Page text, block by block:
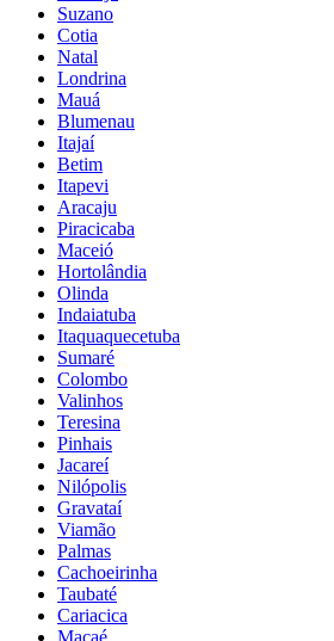
Suzano
Cotia
Natal
Londrina
Mauá
Blumenau
Itajaí
Betim
Itapevi
Aracaju
Piracicaba
Maceió
Hortolândia
Olinda
Indaiatuba
Itaquaquecetuba
Sumaré
Colombo
Valinhos
Teresina
Pinhais
Jacareí
Nilópolis
Gravataí
Viamão
Palmas
Cachoeirinha
Taubaté
Cariacica
Macaé